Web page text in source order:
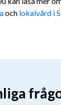
och lokalvård i